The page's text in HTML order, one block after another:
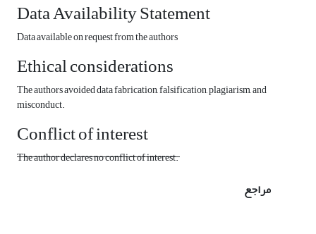
Data Availability Statement
Data available on request from the authors
Ethical considerations
The authors avoided data fabrication, falsification, plagiarism, and
misconduct.
Conflict of interest
The author declares no conflict of interest.
مراجع